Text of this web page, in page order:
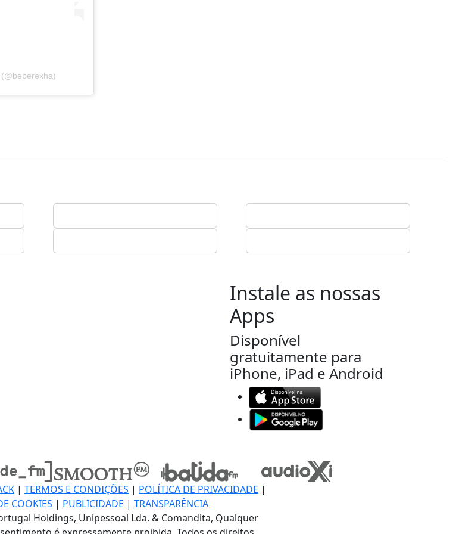
Instale as nossas
Apps
Disponível
gratuitamente para
iPhone, iPad e Android
| TERMOS E CONDIÇÕES | POLÍTICA DE PRIVACIDADE |
COOKIES | PUBLICIDADE | TRANSPARÊNCIA
Holdings, Unipessoal Lda. & Comandita, Qualquer